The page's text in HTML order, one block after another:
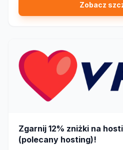
Zobacz
Zgarnij 12% zniżki na
(polecany hosting)!